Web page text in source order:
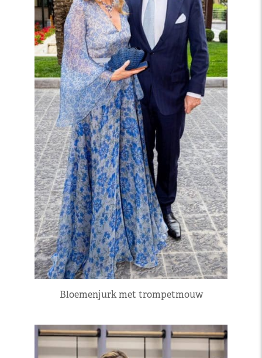
Bloemenjurk met trompetmouw